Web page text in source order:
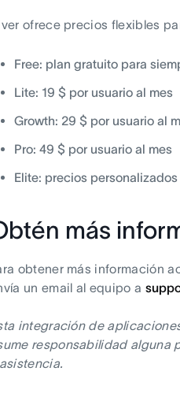
ofrece precios flexibles
Free: plan gratuito para
Lite: 19 $ por usuario al mes
Growth: 29 $ por usuario al
Pro: 49 $ por usuario al mes
Elite: precios
más
obtener más información
un email al equipo a
integración de
responsabilidad alguna